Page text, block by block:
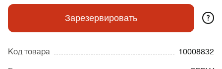
Зарезервировать ?
Код товара 10008832